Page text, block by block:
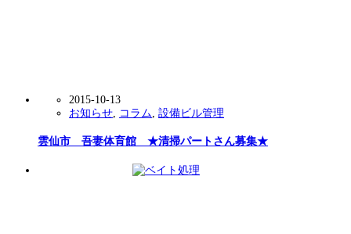
2015-10-13
お知らせ
コラム 設備ビル管理
雲仙市 吾妻体育館 ★清掃パートさん募集★